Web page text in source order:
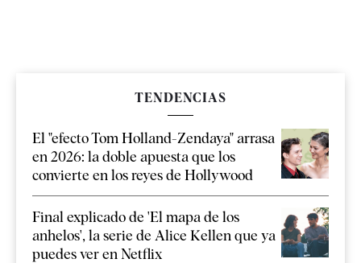
TENDENCIAS
El "efecto Tom Holland-Zendaya" arrasa
en 2026: la doble apuesta que los
convierte en los reyes de Hollywood
Final explicado de 'El mapa de los
anhelos', la serie de Alice Kellen que ya
puedes ver en Netflix